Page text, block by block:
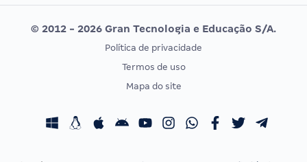
Editais publicados
Vunesp
CONCURSOS POR PROFISSÃO
Concursos Fiscais
EXAME DE ORDEM
Calendário OAB
© 2012 - 2026 Gran Tecnologia e Educação S/A.
Política de privacidade
Termos de uso
Mapa do site